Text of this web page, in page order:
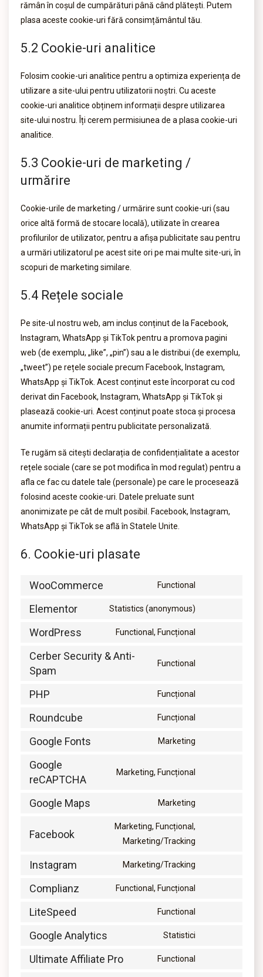
rămân în coșul de cumpărături până când plătești. Putem
plasa aceste cookie-uri fără consimțământul tău.
5.2 Cookie-uri analitice
Folosim cookie-uri analitice pentru a optimiza experiența de
utilizare a site-ului pentru utilizatorii noștri. Cu aceste
cookie-uri analitice obținem informații despre utilizarea
site-ului nostru. Îți cerem permisiunea de a plasa cookie-uri
analitice.
5.3 Cookie-uri de marketing /
urmărire
Cookie-urile de marketing / urmărire sunt cookie-uri (sau
orice altă formă de stocare locală), utilizate în crearea
profilurilor de utilizator, pentru a afișa publicitate sau pentru
a urmări utilizatorul pe acest site ori pe mai multe site-uri, în
scopuri de marketing similare.
5.4 Rețele sociale
Pe site-ul nostru web, am inclus conținut de la Facebook,
Instagram, WhatsApp și TikTok pentru a promova pagini
web (de exemplu, „like”, „pin”) sau a le distribui (de exemplu,
„tweet”) pe rețele sociale precum Facebook, Instagram,
WhatsApp și TikTok. Acest conținut este încorporat cu cod
derivat din Facebook, Instagram, WhatsApp și TikTok și
plasează cookie-uri. Acest conținut poate stoca și procesa
anumite informații pentru publicitate personalizată.
Te rugăm să citești declarația de confidențialitate a acestor
rețele sociale (care se pot modifica în mod regulat) pentru a
afla ce fac cu datele tale (personale) pe care le procesează
folosind aceste cookie-uri. Datele preluate sunt
anonimizate pe cât de mult posibil. Facebook, Instagram,
WhatsApp și TikTok se află în Statele Unite.
6. Cookie-uri plasate
WooCommerce Functional
Elementor Statistics (anonymous)
WordPress Functional, Funcțional
Cerber Security & Anti-
Spam
Functional
PHP Funcțional
Roundcube Funcțional
Google Fonts Marketing
Google
reCAPTCHA
Marketing, Funcțional
Google Maps Marketing
Facebook
Marketing, Funcțional,
Marketing/Tracking
Instagram Marketing/Tracking
Complianz Functional, Funcțional
LiteSpeed Functional
Google Analytics Statistici
Ultimate Affiliate Pro Functional